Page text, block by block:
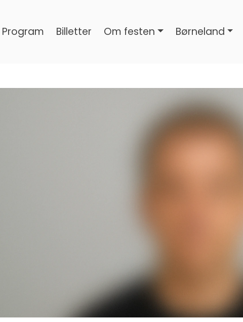
Program Billetter Om festen Børneland